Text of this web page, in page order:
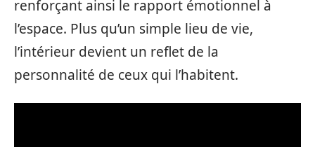
renforçant ainsi le rapport émotionnel à
l’espace. Plus qu’un simple lieu de vie,
l’intérieur devient un reflet de la
personnalité de ceux qui l’habitent.